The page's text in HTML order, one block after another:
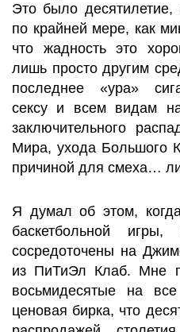
Это было
по крайней мере, как
что жадность это
лишь просто другим
последнее «ура»
сексу и всем видам
заключительного
Мира, ухода Большого
причиной для смеха…
Я думал об этом,
баскетбольной
сосредоточены на
из ПиТиЭл Клаб. Мне
восьмидесятые на
ценовая бирка, что